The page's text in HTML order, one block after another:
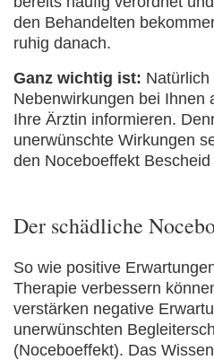
den Behandelten
ruhig danach.
Ganz wichtig ist:
Nebenwirkungen bei Ihnen
Ihre Ärztin informieren.
unerwünschte Wirkungen
den Noceboeffekt Bescheid
Der schädliche
So wie positive
Therapie verbessern
verstärken negative
unerwünschten
(Noceboeffekt). Das